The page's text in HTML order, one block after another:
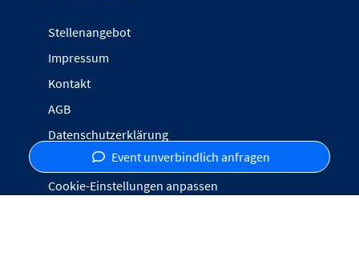
Event unverbindlich anfragen
Stellenangebot
Impressum
Kontakt
AGB
Datenschutzerklärung
Inhalte melden
Cookie-Einstellungen anpassen